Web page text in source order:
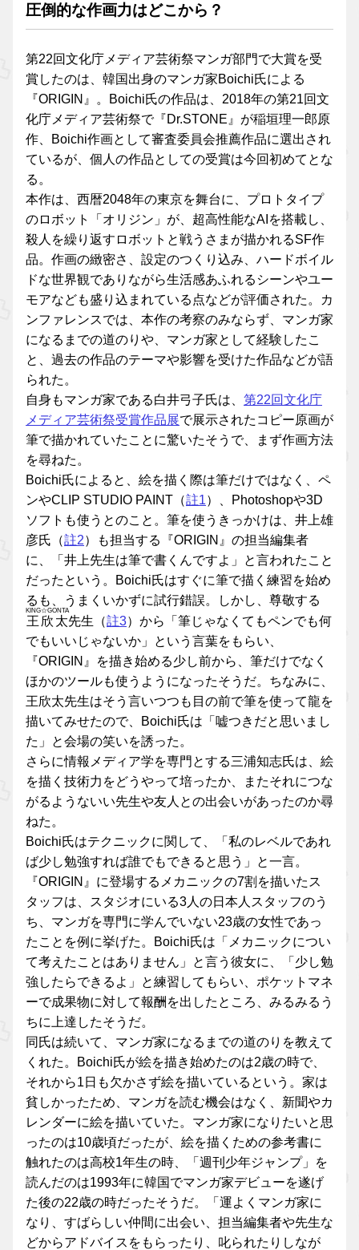
圧倒的な作画力はどこから？
第22回文化庁メディア芸術祭マンガ部門で大賞を受
賞したのは、韓国出身のマンガ家Boichi氏による
『ORIGIN』。Boichi氏の作品は、2018年の第21回文
化庁メディア芸術祭で『Dr.STONE』が稲垣理一郎原
作、Boichi作画として審査委員会推薦作品に選出され
ているが、個人の作品としての受賞は今回初めてとな
る。
本作は、西暦2048年の東京を舞台に、プロトタイプ
のロボット「オリジン」が、超高性能なAIを搭載し、
殺人を繰り返すロボットと戦うさまが描かれるSF作
品。作画の緻密さ、設定のつくり込み、ハードボイル
ドな世界観でありながら生活感あふれるシーンやユー
モアなども盛り込まれている点などが評価された。カ
ンファレンスでは、本作の考察のみならず、マンガ家
になるまでの道のりや、マンガ家として経験したこ
と、過去の作品のテーマや影響を受けた作品などが語
られた。
自身もマンガ家である白井弓子氏は、 第22回文化庁
メディア芸術祭受賞作品展で展示されたコピー原画が
筆で描かれていたことに驚いたそうで、まず作画方法
を尋ねた。
Boichi氏によると、絵を描く際は筆だけではなく、ペ
ンやCLIP STUDIO PAINT（註1）、Photoshopや3D
ソフトも使うとのこと。筆を使うきっかけは、井上雄
彦氏（註2）も担当する『ORIGIN』の担当編集者
に、「井上先生は筆で書くんですよ」と言われたこと
だったという。Boichi氏はすぐに筆で描く練習を始め
るも、うまくいかずに試行錯誤。しかし、尊敬する
王欣太
KING☆GONTA
先生（註3）から「筆じゃなくてもペンでも何
でもいいじゃないか」という言葉をもらい、
『ORIGIN』を描き始める少し前から、筆だけでなく
ほかのツールも使うようになったそうだ。ちなみに、
王欣太先生はそう言いつつも目の前で筆を使って龍を
描いてみせたので、Boichi氏は「嘘つきだと思いまし
た」と会場の笑いを誘った。
さらに情報メディア学を専門とする三浦知志氏は、絵
を描く技術力をどうやって培ったか、またそれにつな
がるようないい先生や友人との出会いがあったのか尋
ねた。
Boichi氏はテクニックに関して、「私のレベルであれ
ば少し勉強すれば誰でもできると思う」と一言。
『ORIGIN』に登場するメカニックの7割を描いたス
タッフは、スタジオにいる3人の日本人スタッフのう
ち、マンガを専門に学んでいない23歳の女性であっ
たことを例に挙げた。Boichi氏は「メカニックについ
て考えたことはありません」と言う彼女に、「少し勉
強したらできるよ」と練習してもらい、ポケットマネ
ーで成果物に対して報酬を出したところ、みるみるう
ちに上達したそうだ。
同氏は続いて、マンガ家になるまでの道のりを教えて
くれた。Boichi氏が絵を描き始めたのは2歳の時で、
それから1日も欠かさず絵を描いているという。家は
貧しかったため、マンガを読む機会はなく、新聞やカ
レンダーに絵を描いていた。マンガ家になりたいと思
ったのは10歳頃だったが、絵を描くための参考書に
触れたのは高校1年生の時、「週刊少年ジャンプ」を
読んだのは1993年に韓国でマンガ家デビューを遂げ
た後の22歳の時だったそうだ。「運よくマンガ家に
なり、すばらしい仲間に出会い、担当編集者や先生な
どからアドバイスをもらったり、叱られたりしなが